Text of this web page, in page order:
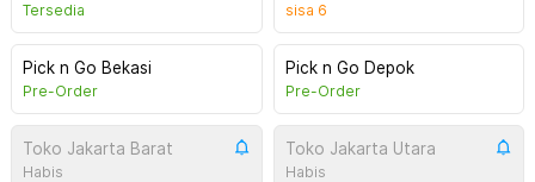
Tersedia sisa 6
Pick n Go Bekasi
Pre-Order
Pick n Go Depok
Pre-Order
Toko Jakarta Barat
Habis
Toko Jakarta Utara
Habis